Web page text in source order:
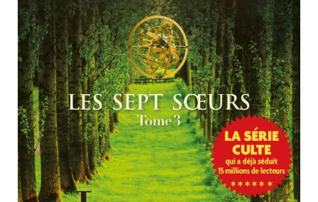
Nouveautés
Numérique
Livres audio
Meilleurs vendeurs
Page vedette
AUTEURS
À PROPOS
CONTACT